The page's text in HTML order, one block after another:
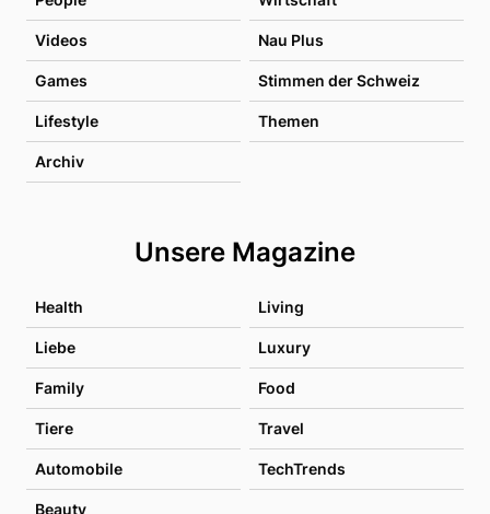
Videos Nau Plus
Games Stimmen der Schweiz
Lifestyle Themen
Archiv
Unsere Magazine
Health Living
Liebe Luxury
Family Food
Tiere Travel
Automobile TechTrends
Beauty